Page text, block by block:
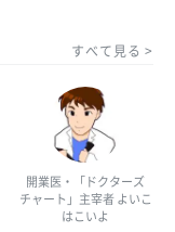
すべて見る
開業医・「ドクターズ
チャート」主宰者 よいこ
はこいよ